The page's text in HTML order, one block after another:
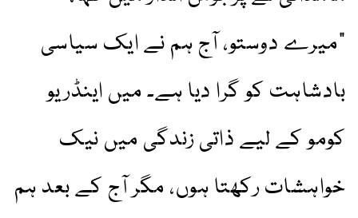
“میرے دوستو، آج ہم نے ایک سیاسی
بادشاہت کو گرا دیا ہے۔ میں اینڈریو
کومو کے لیے ذاتی زندگی میں نیک
خواہشات رکھتا ہوں، مگر آج کے بعد ہم